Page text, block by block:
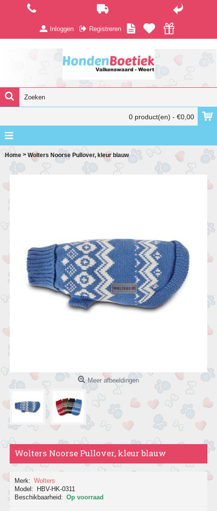
Inloggen Registreren
0 product(en) - €0,00
Home > Wolters Noorse Pullover, kleur blauw
Meer afbeeldingen
Wolters Noorse Pullover, kleur blauw
Merk: Wolters
Model:
HBV-HK-0311
Beschikbaarheid: Op voorraad